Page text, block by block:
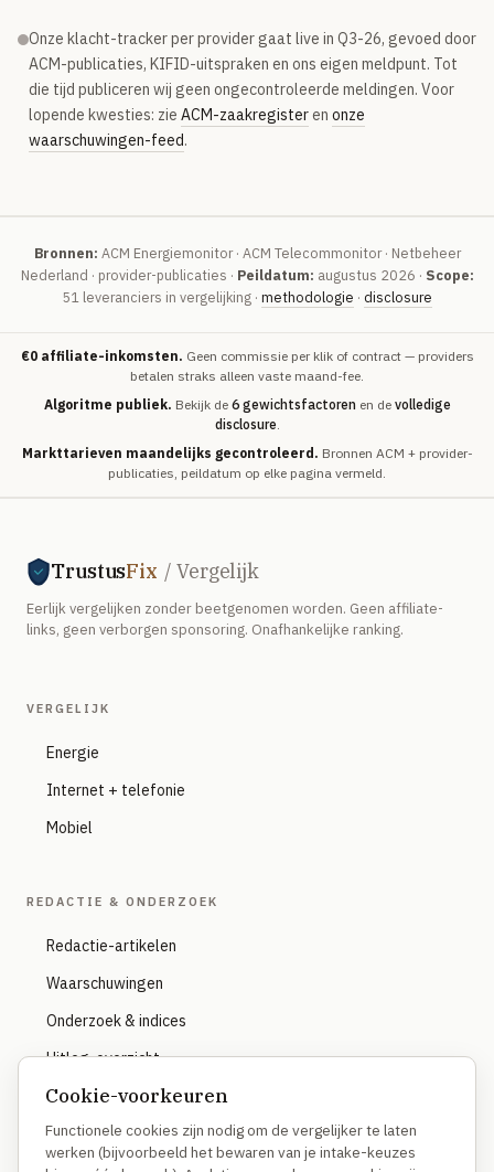
Onze klacht-tracker per provider gaat live in Q3-26, gevoed door
ACM-publicaties, KIFID-uitspraken en ons eigen meldpunt. Tot
die tijd publiceren wij geen ongecontroleerde meldingen. Voor
lopende kwesties: zie ACM-zaakregisteren onze
waarschuwingen-feed.
Bronnen: ACM Energiemonitor · ACM Telecommonitor · Netbeheer
Nederland · provider-publicaties · Peildatum: augustus 2026 · Scope:
51 leveranciers in vergelijking · methodologie · disclosure
€0 affiliate-inkomsten. Geen commissie per klik of contract — providers
betalen straks alleen vaste maand-fee.
Algoritme publiek. Bekijk de 6 gewichtsfactoren en de volledige
disclosure.
Markttarieven maandelijks gecontroleerd. Bronnen ACM + provider-
publicaties, peildatum op elke pagina vermeld.
TrustusFix / Vergelijk
Eerlijk vergelijken zonder beetgenomen worden. Geen affiliate-
links, geen verborgen sponsoring. Onafhankelijke ranking.
VERGELIJK
Energie
Internet + telefonie
Mobiel
REDACTIE & ONDERZOEK
Redactie-artikelen
Waarschuwingen
Onderzoek & indices
Uitleg-overzicht
OVER
Cookie-voorkeuren
Functionele cookies zijn nodig om de vergelijker te laten
werken (bijvoorbeeld het bewaren van je intake-keuzes